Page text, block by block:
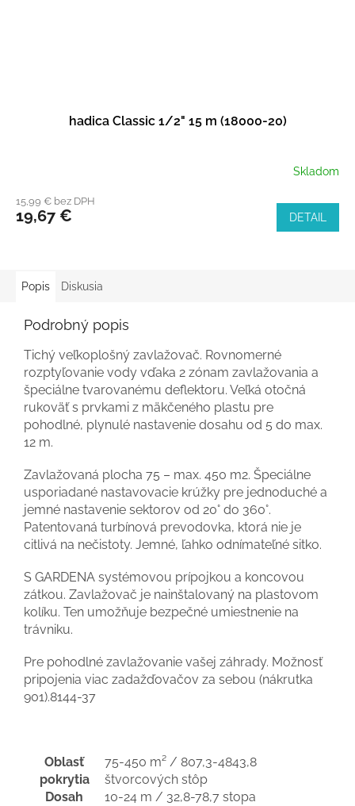
hadica Classic 1/2" 15 m (18000-20)
Skladom
15,99 € bez DPH
19,67 € DETAIL
Popis Diskusia
Podrobný popis
Tichý veľkoplošný zavlažovač. Rovnomerné
rozptyľovanie vody vďaka 2 zónam zavlažovania a
špeciálne tvarovanému deflektoru. Veľká otočná
rukoväť s prvkami z mäkčeného plastu pre
pohodlné, plynulé nastavenie dosahu od 5 do max.
12 m.
Zavlažovaná plocha 75 – max. 450 m2. Špeciálne
usporiadané nastavovacie krúžky pre jednoduché a
jemné nastavenie sektorov od 20° do 360°.
Patentovaná turbínová prevodovka, ktorá nie je
citlivá na nečistoty. Jemné, ľahko odnímateľné sitko.
S GARDENA systémovou prípojkou a koncovou
zátkou. Zavlažovač je nainštalovaný na plastovom
kolíku. Ten umožňuje bezpečné umiestnenie na
trávniku.
Pre pohodlné zavlažovanie vašej záhrady. Možnosť
pripojenia viac zadažďovačov za sebou (nákrutka
901).8144-37
Oblasť
pokrytia
75-450 m² / 807,3-4843,8
štvorcových stôp
Dosah
10-24 m / 32,8-78,7 stopa